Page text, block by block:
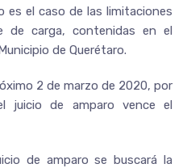
es el caso de las limitaciones
de carga, contenidas en el
de Querétaro.
2 de marzo de 2020, por
juicio de amparo vence el
de amparo se buscará la